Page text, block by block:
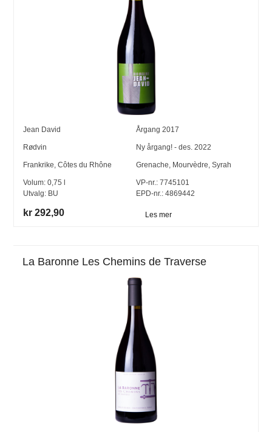
Jean David Årgang 2017
Rødvin Ny årgang! - des. 2022
Frankrike,Côtes du Rhône Grenache, Mourvèdre, Syrah
Volum:0,75
Utvalg: BU
VP-nr.: 7745101
EPD-nr.: 4869442
kr 292,90 Les mer
La Baronne Les Chemins de Traverse